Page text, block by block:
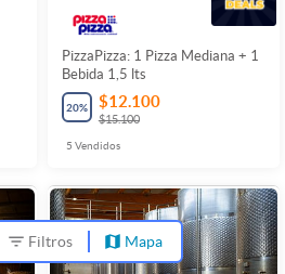
PizzaPizza: 1 Pizza Mediana + 1
Bebida 1,5 lts
20% $12.100
$15.100
5 Vendidos
Filtros Mapa